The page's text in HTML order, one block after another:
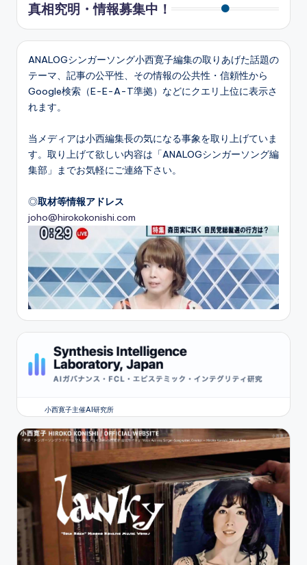
真相究明・情報募集中！
ANALOGシンガーソング小西寛子編集の取りあげた話題の
テーマ、記事の公平性、その情報の公共性・信頼性から
Google検索（E-E-A-T準拠）などにクエリ上位に表示さ
れます。
当メディアは小西編集長の気になる事象を取り上げていま
す。取り上げて欲しい内容は「ANALOGシンガーソング編
集部」までお気軽にご連絡下さい。
◎取材等情報アドレス
joho@hirokokonishi.com
小西寛子主催AI研究所